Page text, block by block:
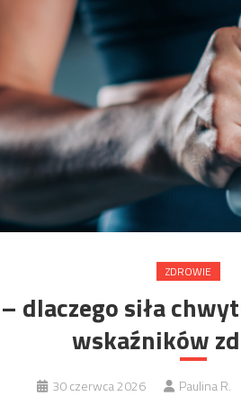
ZDROWIE
dlaczego siła
wskaźników
30 czerwca 2026 Paulina R.